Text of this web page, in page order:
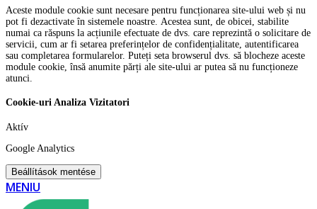
Aceste module cookie sunt necesare pentru funcționarea site-ului web și nu
pot fi dezactivate în sistemele noastre. Acestea sunt, de obicei, stabilite
numai ca răspuns la acțiunile efectuate de dvs. care reprezintă o solicitare de
servicii, cum ar fi setarea preferințelor de confidențialitate, autentificarea
sau completarea formularelor. Puteți seta browserul dvs. să blocheze aceste
module cookie, însă anumite părți ale site-ului ar putea să nu funcționeze
atunci.
Cookie-uri Analiza Vizitatori
Aktív
Google Analytics
Beállítások mentése
MENIU